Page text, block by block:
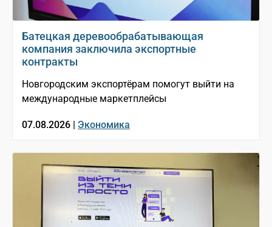
Батецкая деревообрабатывающая
компания заключила экспортные
контракты
Новгородским экспортёрам помогут выйти на
международные маркетплейсы
07.08.2026 | Экономика